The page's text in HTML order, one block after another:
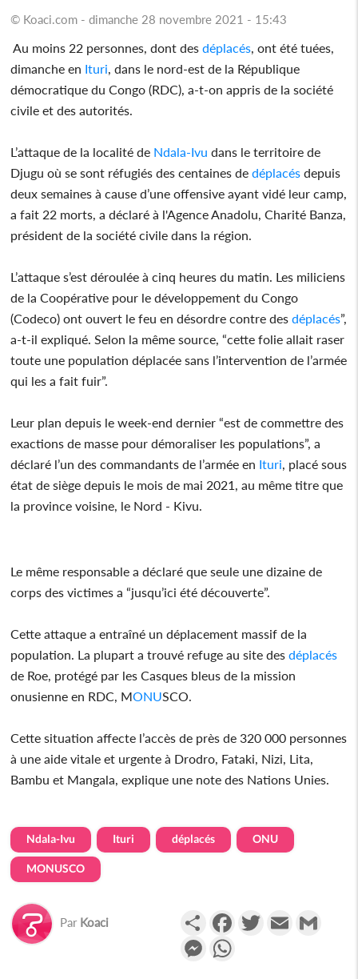
© Koaci.com - dimanche 28 novembre 2021 - 15:43
Au moins 22 personnes, dont desdéplacés , ont été tuées,
dimanche en Ituri , dans le nord-est de la République
démocratique du Congo (RDC), a-t-on appris de la société
civile et des autorités.
L’attaque de la localité de Ndala-Ivu dans le territoire de
Djugu où se sont réfugiés des centaines dedéplacés depuis
deux semaines à cause d’une offensive ayant vidé leur camp,
a fait 22 morts, a déclaré à l'Agence Anadolu, Charité Banza,
président de la société civile dans la région.
L’attaque s’est déroulée à cinq heures du matin. Les miliciens
de la Coopérative pour le développement du Congo
(Codeco) ont ouvert le feu en désordre contre desdéplacés”,
a-t-il expliqué. Selon la même source, “cette folie allait raser
toute une population déplacée sans l’intervention de l’armée
qui les a fait fuir”.
Leur plan depuis le week-end dernier “est de commettre des
exactions de masse pour démoraliser les populations”, a
déclaré l’un des commandants de l’armée en Ituri , placé sous
état de siège depuis le mois de mai 2021, au même titre que
la province voisine, le Nord - Kivu.
Le même responsable a déclaré que seule une dizaine de
corps des victimes a “jusqu’ici été découverte”.
Cette attaque a entraîné un déplacement massif de la
population. La plupart a trouvé refuge au site desdéplacés
de Roe, protégé par les Casques bleus de la mission
onusienne en RDC, MONUSCO.
Cette situation affecte l’accès de près de 320 000 personnes
à une aide vitale et urgente à Drodro, Fataki, Nizi, Lita,
Bambu et Mangala, explique une note des Nations Unies.
Ndala-Ivu Ituri déplacés ONU
MONUSCO
Par Koaci PartagerFacebookTwitterEmail
Messenger